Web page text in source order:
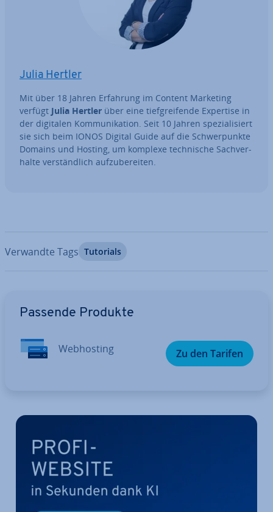
Julia Hertler
Mit über 18 Jahren Erfahrung im Content Marketing
verfügt Julia Hertler über eine tief­grei­fen­de Expertise in
der digitalen Kom­mu­ni­ka­ti­on. Seit 10 Jahren spe­zia­li­siert
sie sich beim IONOS Digital Guide auf die Schwer­punk­te
Domains und Hosting, um komplexe tech­ni­sche Sach­ver­
hal­te ver­ständ­lich auf­zu­be­rei­ten.
Verwandte Tags Tutorials
Passende Produkte
Web­hos­ting Zu den Tarifen